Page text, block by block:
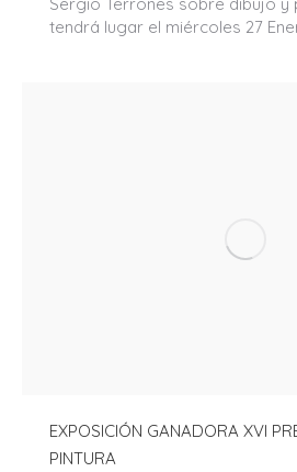
tendrá lugar el miércoles 27
EXPOSICIÓN GANADORA XVI
PINTURA